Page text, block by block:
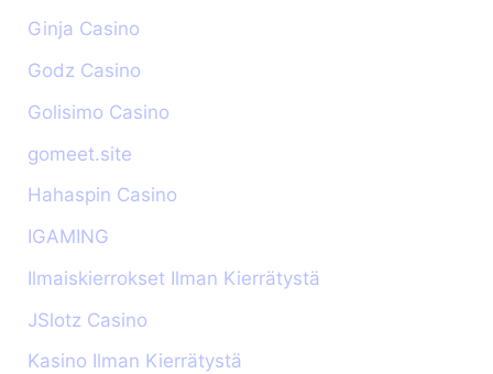
Ginja Casino
Godz Casino
Golisimo Casino
gomeet.site
Hahaspin Casino
IGAMING
Ilmaiskierrokset Ilman Kierrätystä
JSlotz Casino
Kasino Ilman Kierrätystä